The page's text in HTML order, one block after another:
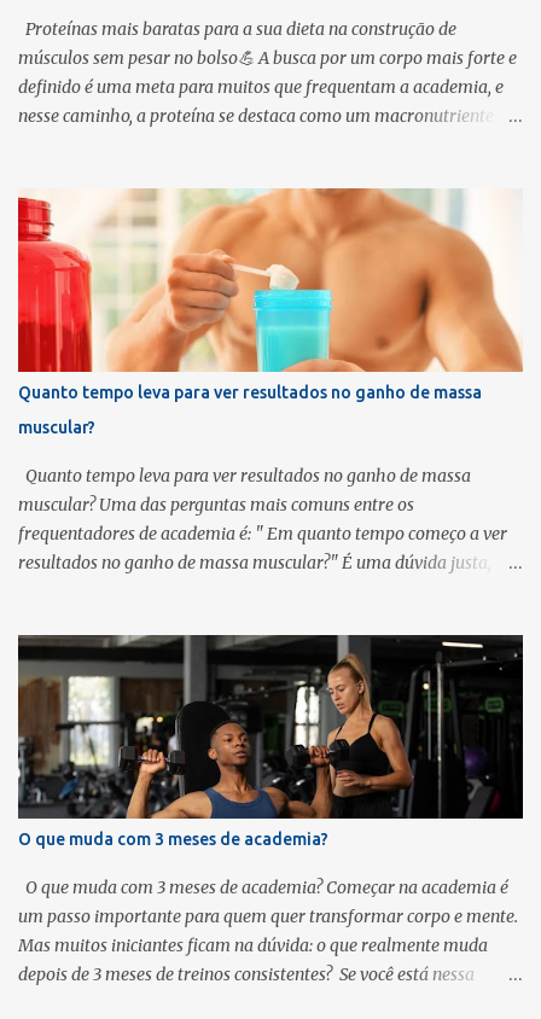
reduzindo risco de dores nas costas Melhora postura no d...
Proteínas mais baratas para a sua dieta na construção de
músculos sem pesar no bolso💪 A busca por um corpo mais forte e
definido é uma meta para muitos que frequentam a academia, e
nesse caminho, a proteína se destaca como um macronutriente
quantidade adequada de proteína, seus músculos simplesmente
não crescerão como você deseja. Por isso, uma dieta rica em
proteína é tão importante para quem pratica musculação e busca
a tão sonhada hipertrofia . Mas como conseguir toda essa
proteína sem precisar gastar uma fortuna? 🤔 Sabemos que a
alimentação pode ser um dos maiores custos na rotina de quem
treina. A boa notícia é que existem diversas fontes de proteína
com bom custo-benefício que podem te ajudar a alcançar seus
objetivos sem comprometer seu orçamento. Melhores opções de
proteína barata Vamos explorar as melhores opções de proteí...
Quanto tempo leva para ver resultados no ganho de massa
muscular?
Quanto tempo leva para ver resultados no ganho de massa
muscular? Uma das perguntas mais comuns entre os
frequentadores de academia é: " Em quanto tempo começo a ver
resultados no ganho de massa muscular?" É uma dúvida justa,
resultados de ganho de massa muscular , quais são os sinais reais
de progresso e como manter a consistência sem cair em
expectativas irreais. Entendendo o processo de ganho de massa
muscular O ganho de massa muscular é um processo fisiológico
que depende de diversos fatores. Quando você treina, causa
microlesões nas fibras musculares. Na fase de descanso e com uma
nutrição adequada, o corpo reconstrói essas fibras maiores e mais
fortes. Esse ciclo precisa de tempo e consistência. Fatores que
afetam a velocidade dos resultados 1. Nível de treinamento
Iniciantes costumam ver resultados visíveis em 4 a 8 semanas
Intermediários...
O que muda com 3 meses de academia?
O que muda com 3 meses de academia? Começar na academia é
um passo importante para quem quer transformar corpo e mente.
Mas muitos iniciantes ficam na dúvida: o que realmente muda
depois de 3 meses de treinos consistentes? Se você está nessa